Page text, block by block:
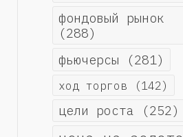
фондовый рынок
(288)
фьючерсы (281)
ход торгов (142)
цели роста (252)